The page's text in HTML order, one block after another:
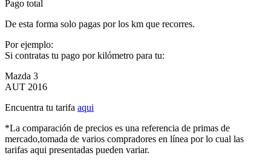
Pago total
De esta forma solo pagas por los km que recorres.
Por ejemplo:
Si contratas tu pago por kilómetro para tu:
Mazda 3
AUT 2016
Encuentra tu tarifa aqui
*La comparación de precios es una referencia de primas de
mercado,tomada de varios compradores en línea por lo cual las
tarifas aqui presentadas pueden variar.